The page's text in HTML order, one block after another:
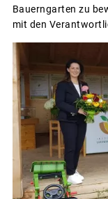
Bauerngarten zu
mit den